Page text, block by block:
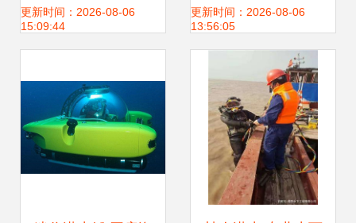
可供100人呼吸
更新时间：2026-08-06
15:09:44
专业指南
更新时间：2026-08-06
13:56:05